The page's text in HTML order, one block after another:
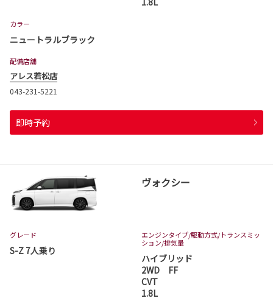
カラー
ニュートラルブラック
配備店舗
アレス若松店
043-231-5221
即時予約
ヴォクシー
グレード
S-Z 7人乗り
エンジンタイプ/駆動方式/トランスミッ
ション/排気量
ハイブリッド
2WD FF
CVT
1.8L